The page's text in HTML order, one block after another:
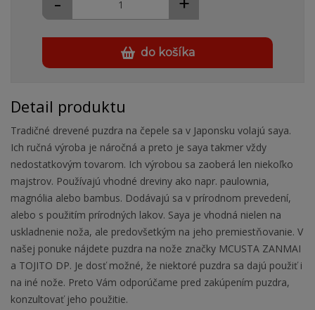
do košíka
Detail produktu
Tradičné drevené puzdra na čepele sa v Japonsku volajú saya.
Ich ručná výroba je náročná a preto je saya takmer vždy
nedostatkovým tovarom. Ich výrobou sa zaoberá len niekoľko
majstrov. Používajú vhodné dreviny ako napr. paulownia,
magnólia alebo bambus. Dodávajú sa v prírodnom prevedení,
alebo s použitím prírodných lakov. Saya je vhodná nielen na
uskladnenie noža, ale predovšetkým na jeho premiestňovanie. V
našej ponuke nájdete puzdra na nože značky MCUSTA ZANMAI
a TOJITO DP. Je dosť možné, že niektoré puzdra sa dajú použiť i
na iné nože. Preto Vám odporúčame pred zakúpením puzdra,
konzultovať jeho použitie.